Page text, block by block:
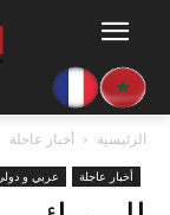
الرئيسية أخبار عاجلة
أخبار عاجلة عربي و